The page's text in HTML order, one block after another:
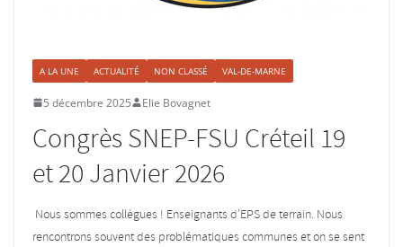
A LA UNE ACTUALITÉ NON CLASSÉ VAL-DE-MARNE
5 décembre 2025 Elie Bovagnet
Congrès SNEP-FSU Créteil 19
et 20 Janvier 2026
Nous sommes collègues ! Enseignants d’EPS de terrain. Nous
rencontrons souvent des problématiques communes et on se sent